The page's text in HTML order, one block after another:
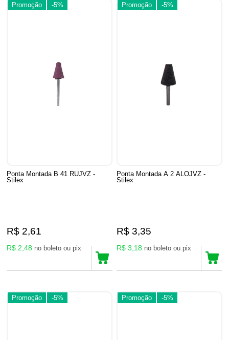
Promoção -5%
Ponta Montada B 41 RUJVZ -
Stilex
R$ 2,61
R$ 2,48 no boleto ou pix
Promoção -5%
Ponta Montada A 2 ALOJVZ -
Stilex
R$ 3,35
R$ 3,18 no boleto ou pix
Promoção -5% Promoção -5%